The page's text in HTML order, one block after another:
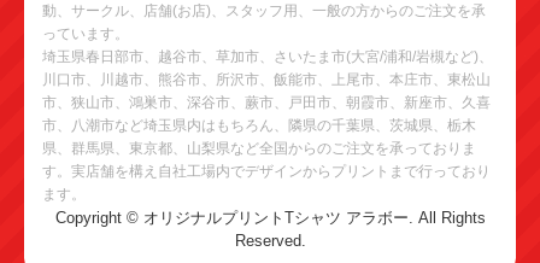
動、サークル、店舗(お店)、スタッフ用、一般の方からのご注文を承
っています。
埼玉県春日部市、越谷市、草加市、さいたま市(大宮/浦和/岩槻など)、
川口市、川越市、熊谷市、所沢市、飯能市、上尾市、本庄市、東松山
市、狭山市、鴻巣市、深谷市、蕨市、戸田市、朝霞市、新座市、久喜
市、八潮市など埼玉県内はもちろん、隣県の千葉県、茨城県、栃木
県、群馬県、東京都、山梨県など全国からのご注文を承っておりま
す。実店舗を構え自社工場内でデザインからプリントまで行っており
ます。
Copyright © オリジナルプリントTシャツ アラボー. All Rights
Reserved.